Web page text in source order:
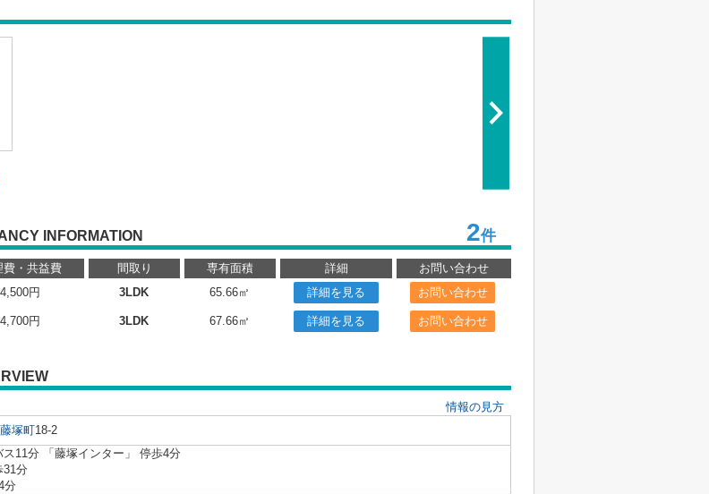
INFORMATION 2件
費・共益費 間取り 専有面積 詳細
お問い合わせ
4,500円 3LDK 65.66㎡ 詳細を見る お問い合わせ
4,700円 3LDK 67.66㎡ 詳細を見る お問い合わせ
情報の見方
藤塚町18-2
ス11分 「藤塚インター」 停歩4分
31分
分